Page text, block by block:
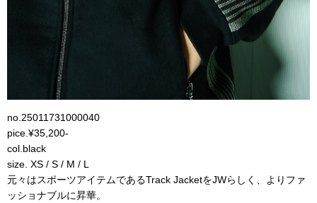
no. 25011731000040
pice.¥35,200-
col.black
size. XS / S / M / L
元々はスポーツアイテムであるTrack JacketをJWらしく、よりファ
ッショナブルに昇華。